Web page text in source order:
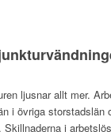
ljusnar allt mer.
i övriga storstadslän
i